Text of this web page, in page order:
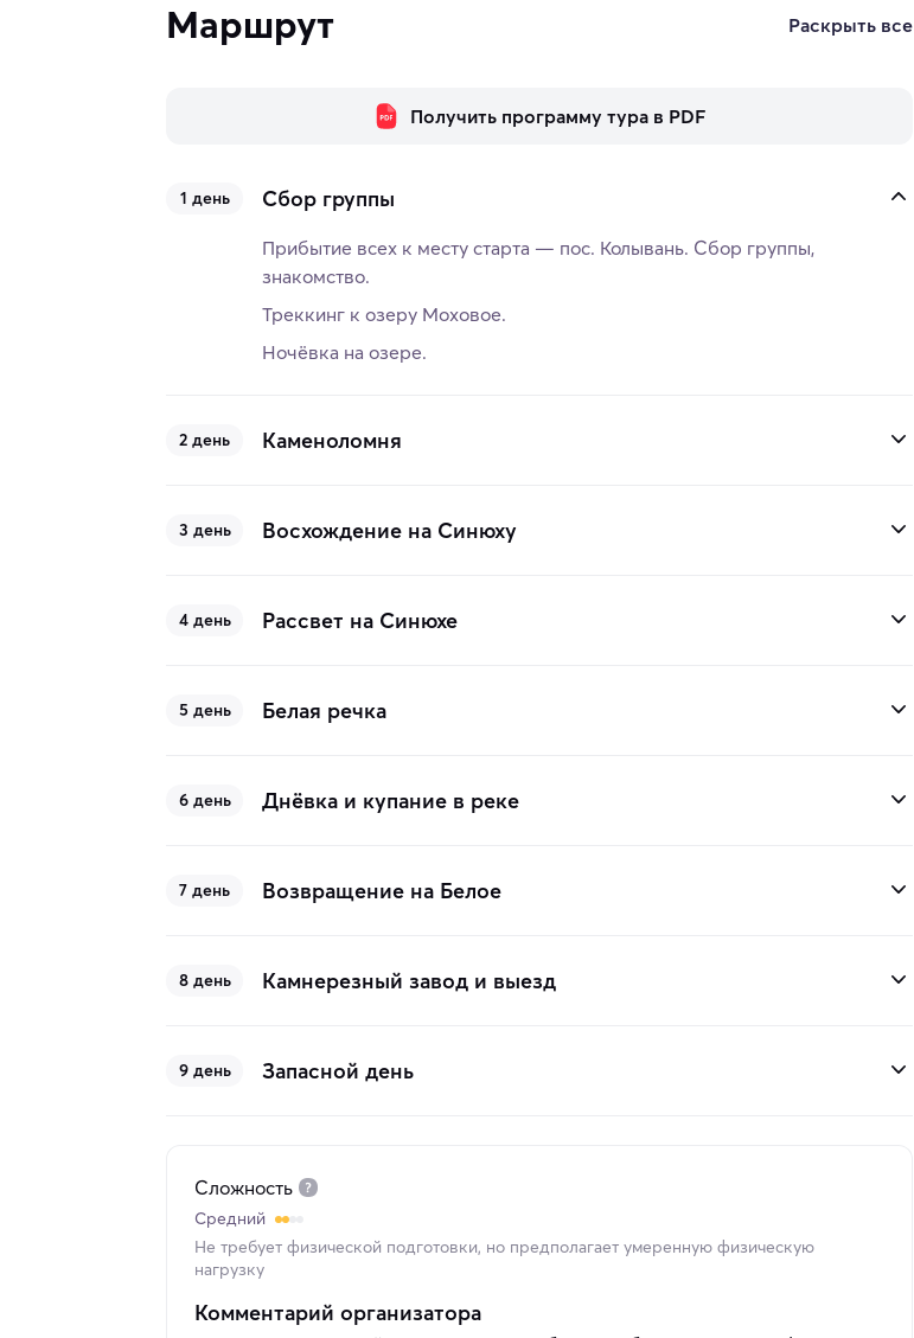
Маршрут Раскрыть все
Получить программу тура в PDF
1 день Сбор группы
Прибытие всех к месту старта — пос. Колывань. Сбор группы,
знакомство.
Треккинг к озеру Моховое.
Ночёвка на озере.
2 день Каменоломня
3 день Восхождение на Синюху
4 день Рассвет на Синюхе
5 день Белая речка
6 день Днёвка и купание в реке
7 день Возвращение на Белое
8 день Камнерезный завод и выезд
9 день Запасной день
Сложность
Средний
Не требует физической подготовки, но предполагает умеренную физическую
нагрузку
Комментарий организатора